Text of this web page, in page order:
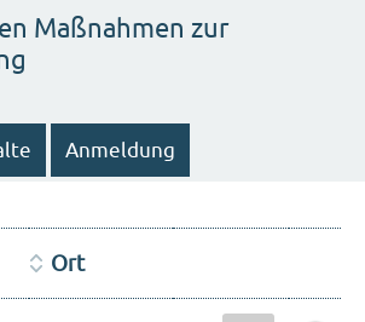
Maßnahmen zur
Anmeldung
Ort